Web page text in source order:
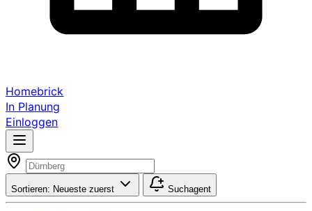
Homebrick
In Planung
Einloggen
Sortieren: Neueste zuerst Suchagent